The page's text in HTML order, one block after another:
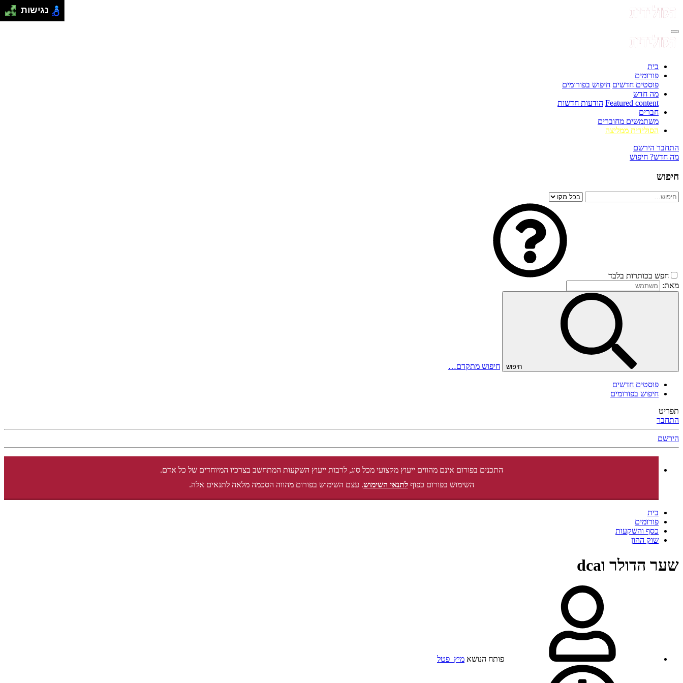
בית
פורומים
פוסטים חדשים חיפוש בפורומים
מה חדש
Featured content הודעות חדשות
חברים
משתמשים מחוברים
הסולידית ממליצה
התחבר הירשם
מה חדש? חיפוש
חיפוש
חפש בכותרות בלבד
מאת:
חיפוש חיפוש מתקדם…
פוסטים חדשים
חיפוש בפורומים
תפריט
התחבר
הירשם
התכנים בפורום אינם מהווים ייעוץ מקצועי מכל סוג, לרבות ייעוץ השקעות המתחשב בצרכיו המיוחדים של כל אדם.
השימוש בפורום כפוףלתנאי השימוש. עצם השימוש בפורום מהווה הסכמה מלאה לתנאים אלה.
בית
פורומים
כסף והשקעות
שוק ההון
שער הדולר וdca
פותח הנושא מיץ_פטל
נגישות